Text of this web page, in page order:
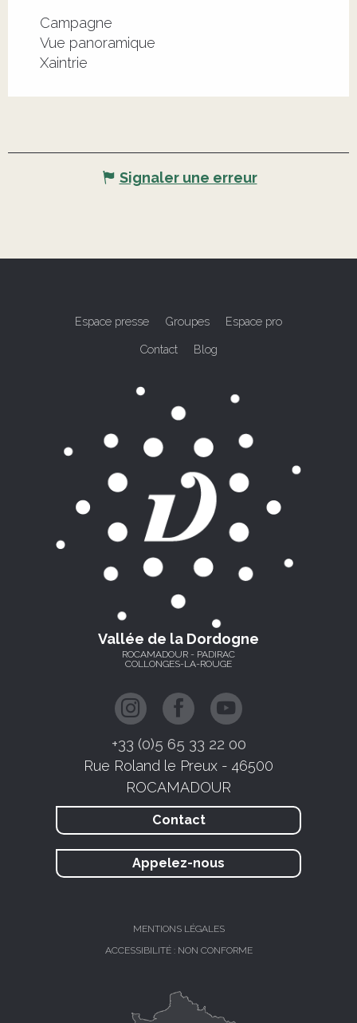
Campagne
Vue panoramique
Xaintrie
Signaler une erreur
Espace presse Groupes Espace pro
Contact Blog
Vallée de la Dordogne
ROCAMADOUR - PADIRAC
COLLONGES-LA-ROUGE
+33 (0)5 65 33 22 00
Rue Roland le Preux - 46500
ROCAMADOUR
Contact
Appelez-nous
MENTIONS LÉGALES
ACCESSIBILITÉ : NON CONFORME